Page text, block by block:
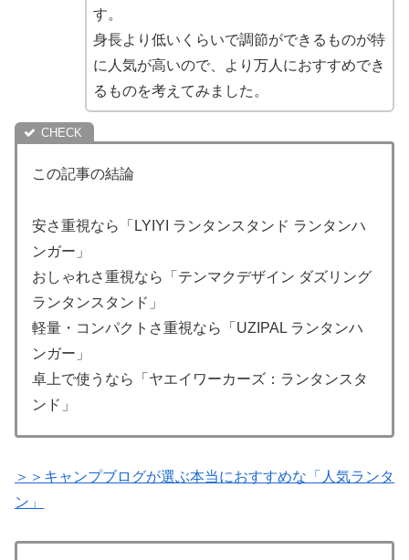
す。
身長より低いくらいで調節ができるものが特
に人気が高いので、より万人におすすめでき
るものを考えてみました。
この記事の結論
安さ重視なら「LYIYI ランタンスタンド ランタンハ
ンガー」
おしゃれさ重視なら「テンマクデザイン ダズリング
ランタンスタンド」
軽量・コンパクトさ重視なら「UZIPAL ランタンハ
ンガー」
卓上で使うなら「ヤエイワーカーズ：ランタンスタ
ンド」
＞＞キャンプブログが選ぶ本当におすすめな「人気ランタ
ン」